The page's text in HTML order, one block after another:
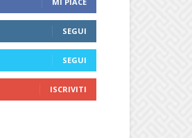
SEGUI
SEGUI
ISCRIVITI